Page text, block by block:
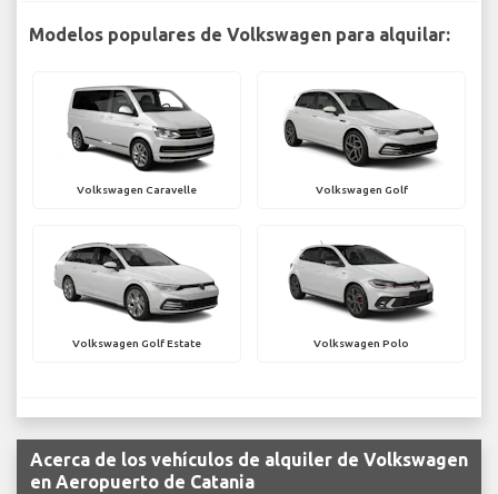
Modelos populares de Volkswagen para alquilar:
Volkswagen Caravelle Volkswagen Golf
Volkswagen Golf Estate Volkswagen Polo
Acerca de los vehículos de alquiler de Volkswagen
en Aeropuerto de Catania